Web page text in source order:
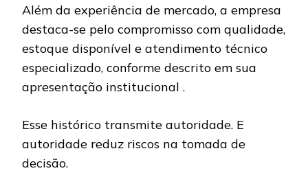
Além da experiência de mercado, a empresa
destaca-se pelo compromisso com qualidade,
estoque disponível e atendimento técnico
especializado, conforme descrito em sua
apresentação institucional .
Esse histórico transmite autoridade. E
autoridade reduz riscos na tomada de
decisão.